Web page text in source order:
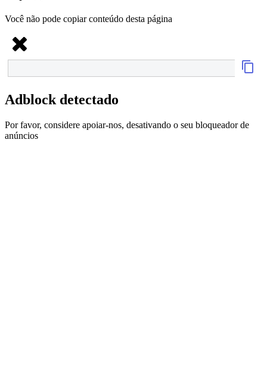
Você não pode copiar conteúdo desta página
Adblock detectado
Por favor, considere apoiar-nos, desativando o seu bloqueador de
anúncios